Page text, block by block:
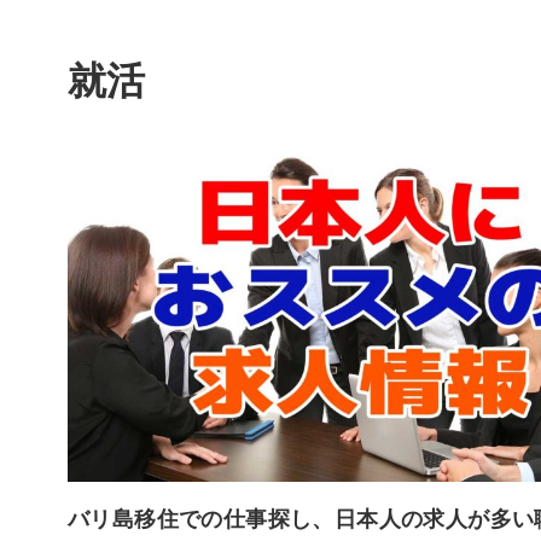
就活
バリ島移住での仕事探し、日本人の求人が多